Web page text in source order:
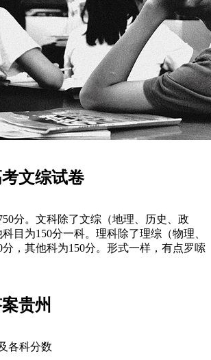
文综试卷
分。文科除了文综（地理、历史、政
目为150分一科。理科除了理综（物理、
，其他科为150分。形式一样，有点罗嗦
贵州
各科分数